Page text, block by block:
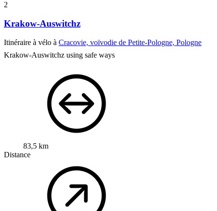
2
Krakow-Auswitchz
Itinéraire à vélo à Cracovie, voïvodie de Petite-Pologne, Pologne
Krakow-Auswitchz using safe ways
83,5 km
Distance